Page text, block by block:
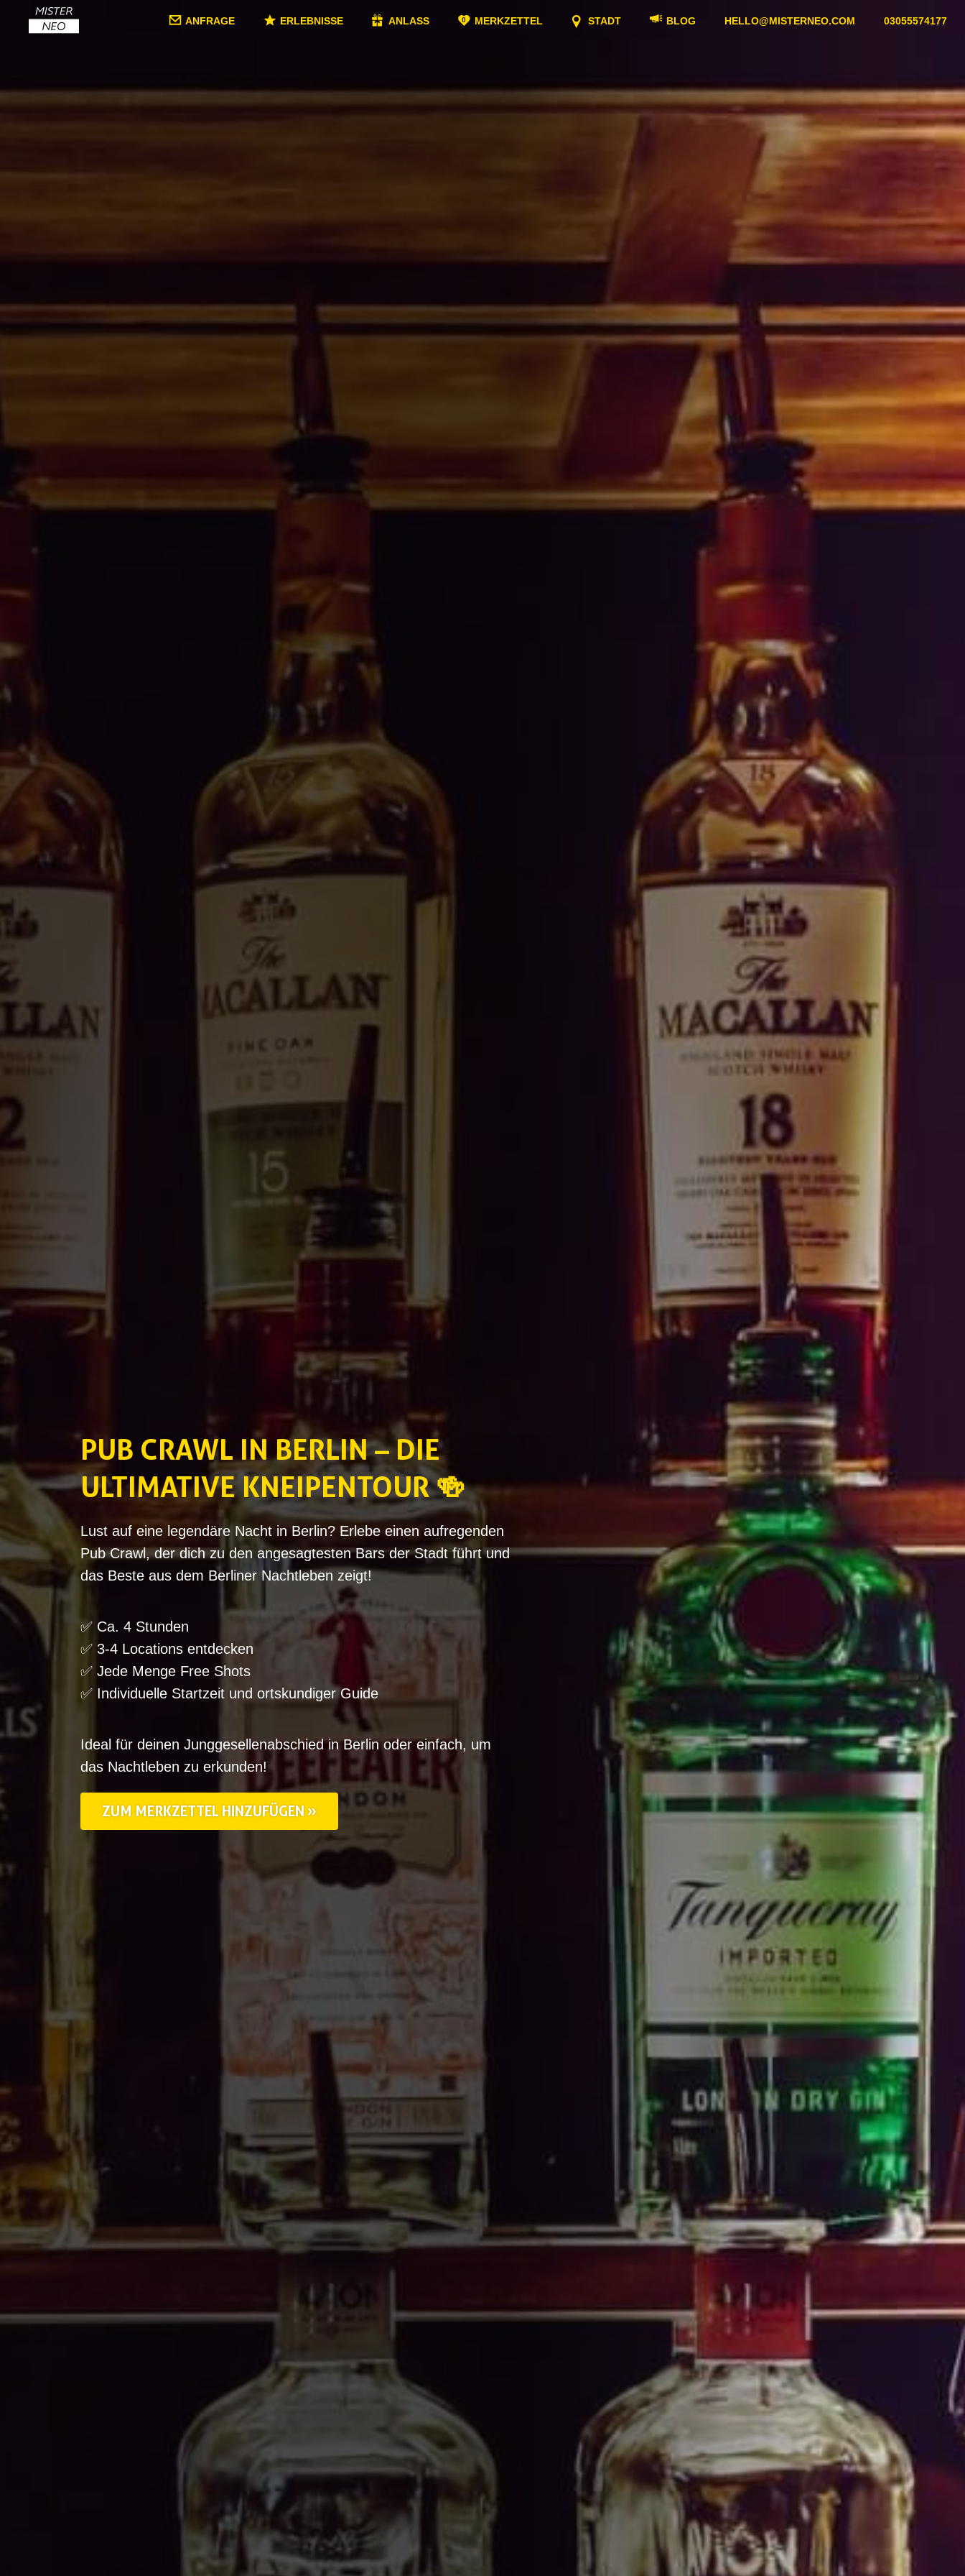
ANFRAGE ERLEBNISSE ANLASS MERKZETTEL STADT BLOG HELLO@MISTERNEO.COM 03055574177
PUB CRAWL IN BERLIN – DIE
ULTIMATIVE KNEIPENTOUR 🍻
Lust auf eine legendäre Nacht in Berlin? Erlebe einen aufregenden
Pub Crawl, der dich zu den angesagtesten Bars der Stadt führt und
das Beste aus dem Berliner Nachtleben zeigt!
✅ Ca. 4 Stunden
✅ 3-4 Locations entdecken
✅ Jede Menge Free Shots
✅ Individuelle Startzeit und ortskundiger Guide
Ideal für deinen Junggesellenabschied in Berlin oder einfach, um
das Nachtleben zu erkunden!
ZUM MERKZETTEL HINZUFÜGEN »